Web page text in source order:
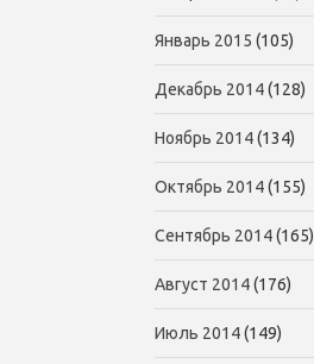
Январь 2015 (105)
Декабрь 2014(128)
Ноябрь 2014(134)
Октябрь 2014(155)
Сентябрь 2014(165)
Август 2014(176)
Июль 2014(149)